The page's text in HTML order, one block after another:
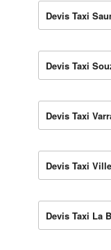
Devis Taxi
Devis Taxi
Devis Taxi
Devis Taxi
Devis Taxi La